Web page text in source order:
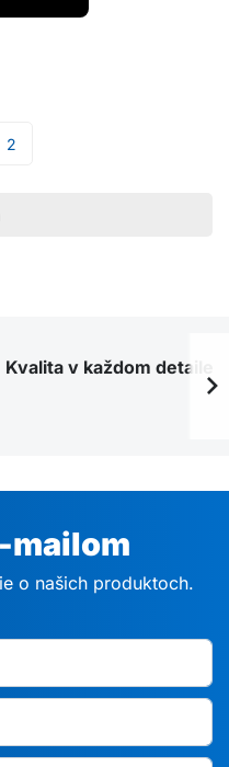
2
Kvalita v každom detaile
mailom
o našich produktoch.